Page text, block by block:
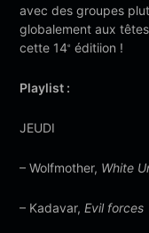
avec des groupes
globalement aux
cette 14e éditiion !
Playlist :
JEUDI
– Wolfmother, White
– Kadavar,Evil forces